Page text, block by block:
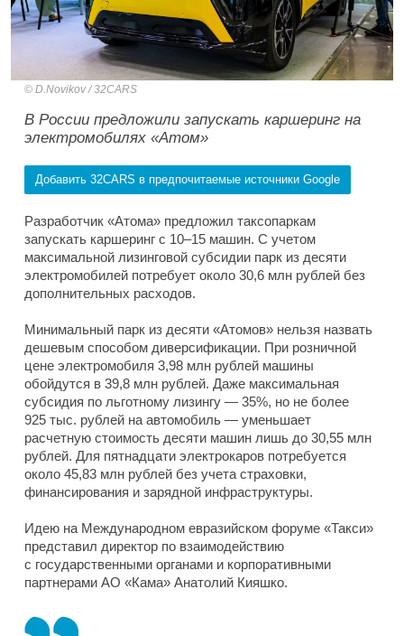
D.Novikov / 32CARS
В России предложили запускать каршеринг на
электромобилях «Атом»
Добавить 32CARS в предпочитаемые источники Google
Разработчик «Атома» предложил таксопаркам
запускать каршеринг с 10–15 машин. С учетом
максимальной лизинговой субсидии парк из десяти
электромобилей потребует около 30,6 млн рублей без
дополнительных расходов.
Минимальный парк из десяти «Атомов» нельзя назвать
дешевым способом диверсификации. При розничной
цене электромобиля 3,98 млн рублей машины
обойдутся в 39,8 млн рублей. Даже максимальная
субсидия по льготному лизингу — 35%, но не более
925 тыс. рублей на автомобиль — уменьшает
расчетную стоимость десяти машин лишь до 30,55 млн
рублей. Для пятнадцати электрокаров потребуется
около 45,83 млн рублей без учета страховки,
финансирования и зарядной инфраструктуры.
Идею на Международном евразийском форуме «Такси»
представил директор по взаимодействию
с государственными органами и корпоративными
партнерами АО «Кама» Анатолий Кияшко.